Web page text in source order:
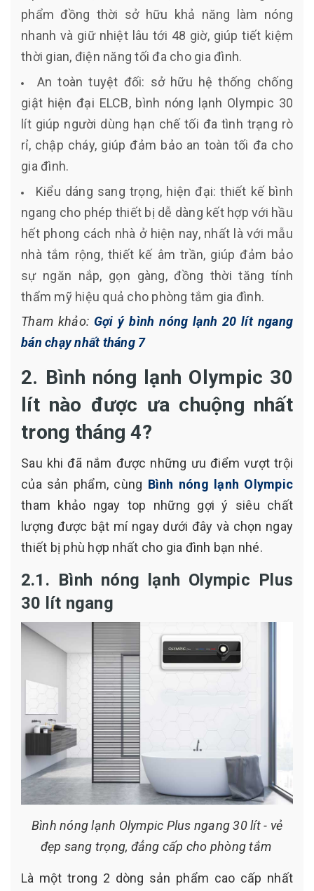
phẩm đồng thời sở hữu khả năng làm nóng
nhanh và giữ nhiệt lâu tới 48 giờ, giúp tiết kiệm
thời gian, điện năng tối đa cho gia đình.
An toàn tuyệt đối: sở hữu hệ thống chống
giật hiện đại ELCB, bình nóng lạnh Olympic 30
lít giúp người dùng hạn chế tối đa tình trạng rò
rỉ, chập cháy, giúp đảm bảo an toàn tối đa cho
gia đình.
Kiểu dáng sang trọng, hiện đại: thiết kế bình
ngang cho phép thiết bị dễ dàng kết hợp với hầu
hết phong cách nhà ở hiện nay, nhất là với mẫu
nhà tắm rộng, thiết kế âm trần, giúp đảm bảo
sự ngăn nắp, gọn gàng, đồng thời tăng tính
thẩm mỹ hiệu quả cho phòng tắm gia đình.
Tham khảo: Gợi ý bình nóng lạnh 20 lít ngang
bán chạy nhất tháng 7
2. Bình nóng lạnh Olympic 30
lít nào được ưa chuộng nhất
trong tháng 4?
Sau khi đã nắm được những ưu điểm vượt trội
của sản phẩm, cùng Bình nóng lạnh Olympic
tham khảo ngay top những gợi ý siêu chất
lượng được bật mí ngay dưới đây và chọn ngay
thiết bị phù hợp nhất cho gia đình bạn nhé.
2.1. Bình nóng lạnh Olympic Plus
30 lít ngang
Bình nóng lạnh Olympic Plus ngang 30 lít - vẻ
đẹp sang trọng, đẳng cấp cho phòng tắm
Là một trong 2 dòng sản phẩm cao cấp nhất